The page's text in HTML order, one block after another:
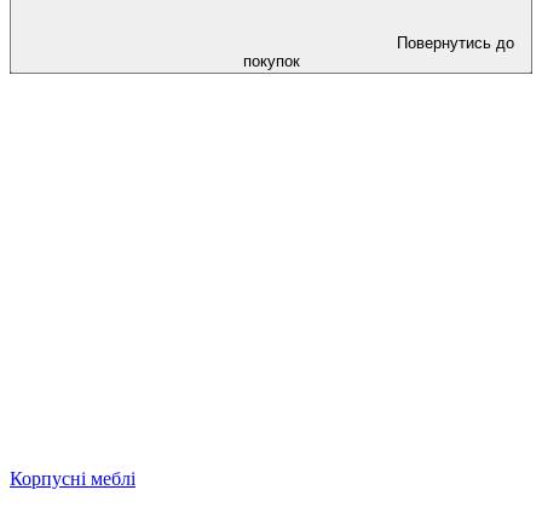
Повернутись до
покупок
Корпусні меблі